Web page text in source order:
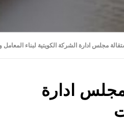
استقالة مجلس ادارة الشركة الكويتية لبناء
مجلس ادارة